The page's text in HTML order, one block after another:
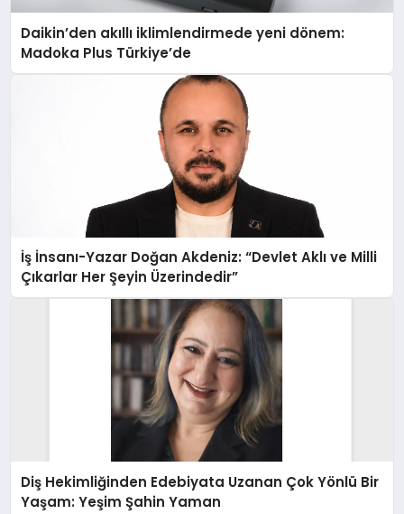
Daikin’den akıllı iklimlendirmede yeni dönem:
Madoka Plus Türkiye’de
İş İnsanı-Yazar Doğan Akdeniz: “Devlet Aklı ve Milli
Çıkarlar Her Şeyin Üzerindedir”
Diş Hekimliğinden Edebiyata Uzanan Çok Yönlü Bir
Yaşam: Yeşim Şahin Yaman